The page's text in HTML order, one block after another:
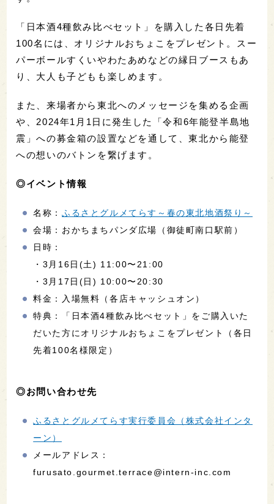
「日本酒4種飲み比べセット」を購入した各日先着
100名には、オリジナルおちょこをプレゼント。スー
パーボールすくいやわたあめなどの縁日ブースもあ
り、大人も子どもも楽しめます。
また、来場者から東北へのメッセージを集める企画
や、2024年1月1日に発生した「令和6年能登半島地
震」への募金箱の設置などを通して、東北から能登
への想いのバトンを繋げます。
◎イベント情報
名称：ふるさとグルメてらす～春の東北地酒祭り～
会場：おかちまちパンダ広場（御徒町南口駅前）
日時：
・3月16日(土) 11:00〜21:00
・3月17日(日) 10:00〜20:30
料金：入場無料（各店キャッシュオン）
特典：「日本酒4種飲み比べセット」をご購入いた
だいた方にオリジナルおちょこをプレゼント（各日
先着100名様限定）
◎お問い合わせ先
ふるさとグルメてらす実行委員会（株式会社インタ
ーン）
メールアドレス：
furusato.gourmet.terrace@intern-inc.com